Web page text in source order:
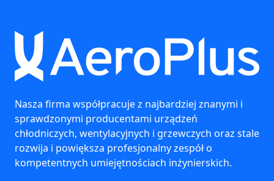
Nasza firma współpracuje z najbardziej znanymi i
sprawdzonymi producentami urządzeń
chłodniczych, wentylacyjnych i grzewczych oraz stale
rozwija i powiększa profesjonalny zespół o
kompetentnych umiejętnościach inżynierskich.